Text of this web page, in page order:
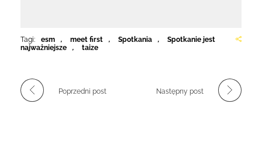
Tagi: esm , meet first , Spotkania ,
Spotkanie jest
najważniejsze
, taize
Poprzedni post Następny post